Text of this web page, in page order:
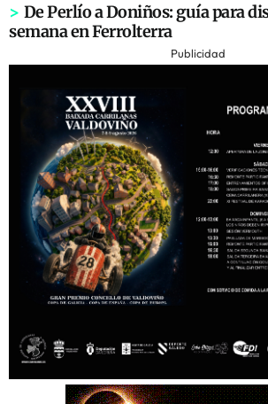
> De Perlío a Doniños: guía para
semana en Ferrolterra
Publicidad